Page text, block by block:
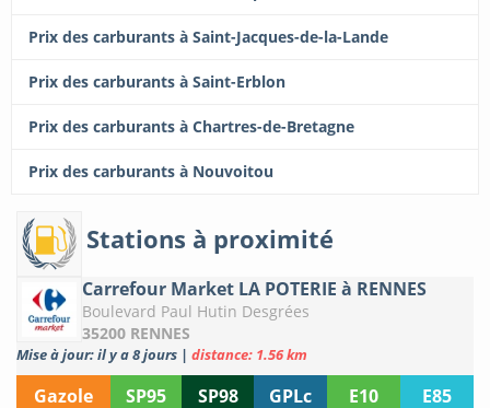
Prix des carburants à Saint-Jacques-de-la-Lande
Prix des carburants à Saint-Erblon
Prix des carburants à Chartres-de-Bretagne
Prix des carburants à Nouvoitou
Stations à proximité
Carrefour Market LA POTERIE à RENNES
Boulevard Paul Hutin Desgrées
35200 RENNES
Mise à jour: il y a 8 jours | distance: 1.56 km
Gazole SP95 SP98 GPLc E10
E85